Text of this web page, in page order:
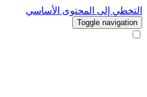
التخطي إلى المحتوى الأساسي
Toggle navigation